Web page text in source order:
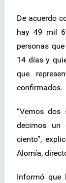
De acuerdo
hay 49 mil
personas
14 días y
que
confirmados.
“Vemos dos
decimos un
ciento”,
Alomía,
Informó que